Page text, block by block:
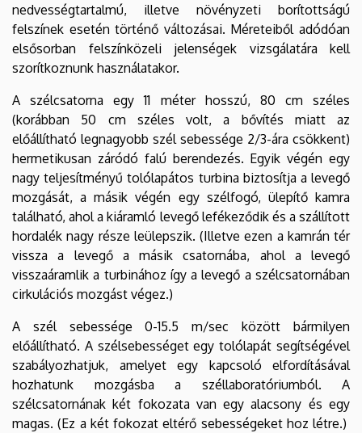
nedvességtartalmú, illetve növényzeti borítottságú
felszínek esetén történő változásai. Méreteiből adódóan
elsősorban felszínközeli jelenségek vizsgálatára kell
szorítkoznunk használatakor.
A szélcsatorna egy 11 méter hosszú, 80 cm széles
(korábban 50 cm széles volt, a bővítés miatt az
előállítható legnagyobb szél sebessége 2/3-ára csökkent)
hermetikusan záródó falú berendezés. Egyik végén egy
nagy teljesítményű tolólapátos turbina biztosítja a levegő
mozgását, a másik végén egy szélfogó, ülepítő kamra
található, ahol a kiáramló levegő lefékeződik és a szállított
hordalék nagy része leülepszik. (Illetve ezen a kamrán tér
vissza a levegő a másik csatornába, ahol a levegő
visszaáramlik a turbinához így a levegő a szélcsatornában
cirkulációs mozgást végez.)
A szél sebessége 0-15.5 m/sec között bármilyen
előállítható. A szélsebességet egy tolólapát segítségével
szabályozhatjuk, amelyet egy kapcsoló elfordításával
hozhatunk mozgásba a széllaboratóriumból. A
szélcsatornának két fokozata van egy alacsony és egy
magas. (Ez a két fokozat eltérő sebességeket hoz létre.)